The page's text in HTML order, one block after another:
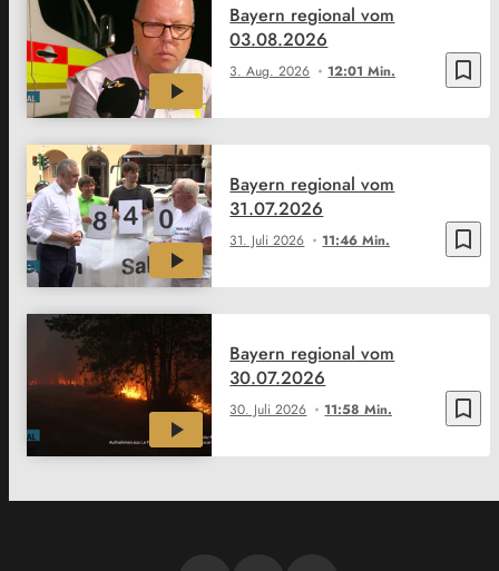
bookmark_border
3. Aug. 2026 12:01 Min.
Bayern regional vom
03.08.2026
bookmark_border
31. Juli 2026 11:46 Min.
Bayern regional vom
31.07.2026
bookmark_border
30. Juli 2026 11:58 Min.
Bayern regional vom
30.07.2026